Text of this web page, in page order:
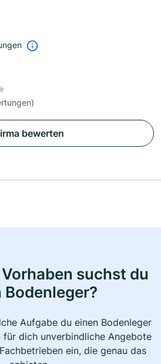
bewerten
suchst du
Bodenleger?
Aufgabe du einen Bodenleger
dich unverbindliche Angebote
ein, die genau das